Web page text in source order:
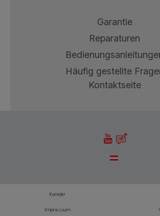
Garantie
Reparaturen
Häufig gestellte
Kontaktseite
Kontakt
Impressum